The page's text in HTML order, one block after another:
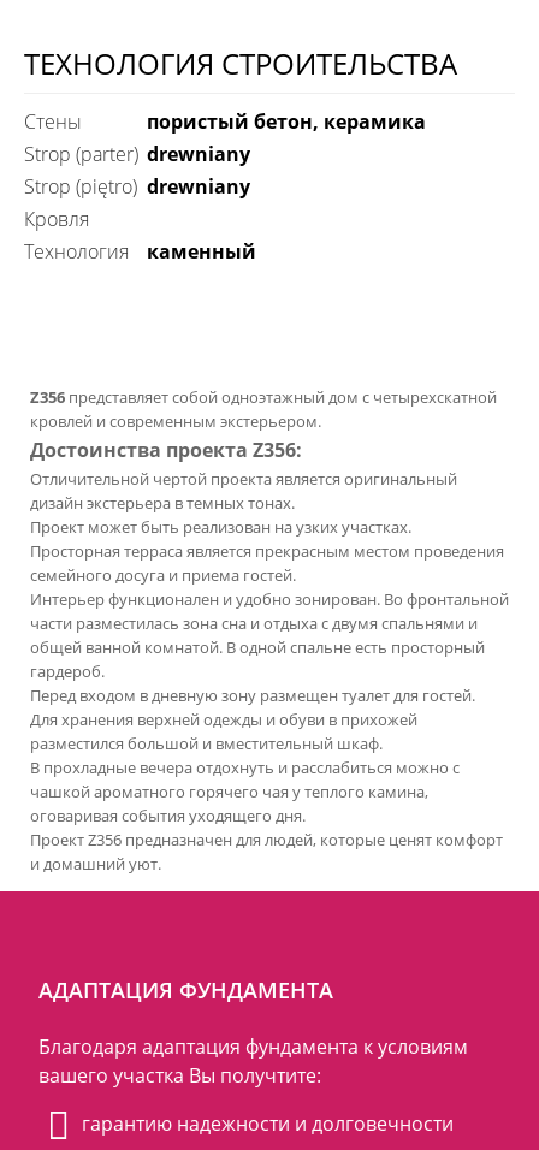
ТЕХНОЛОГИЯ СТРОИТЕЛЬСТВА
Стены
пористый бетон, керамика
Strop (parter) drewniany
Strop (piętro) drewniany
Кровля
технология
каменный
Z356 представляет собой одноэтажный дом с четырехскатной
кровлей и современным экстерьером.
Достоинства проекта Z356:
Отличительной чертой проекта является оригинальный
дизайн экстерьера в темных тонах.
Проект может быть реализован на узких участках.
Просторная терраса является прекрасным местом проведения
семейного досуга и приема гостей.
Интерьер функционален и удобно зонирован. Во фронтальной
части разместилась зона сна и отдыха с двумя спальнями и
общей ванной комнатой. В одной спальне есть просторный
гардероб.
Перед входом в дневную зону размещен туалет для гостей.
Для хранения верхней одежды и обуви в прихожей
разместился большой и вместительный шкаф.
В прохладные вечера отдохнуть и расслабиться можно с
чашкой ароматного горячего чая у теплого камина,
оговаривая события уходящего дня.
Проект Z356 предназначен для людей, которые ценят комфорт
и домашний уют.
АДАПТАЦИЯ ФУНДАМЕНТА
Благодаря адаптация фундамента к условиям
вашего участка Вы получтите:
гарантию надежности и долговечности